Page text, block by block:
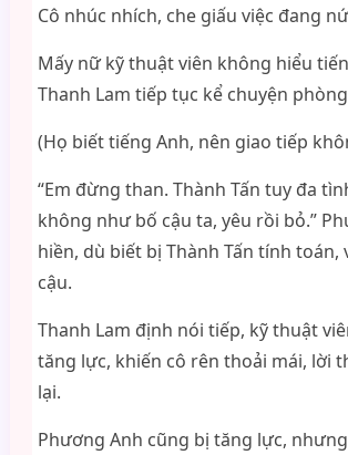
Cô nhúc nhích, che giấu việc đang
Mấy nữ kỹ thuật viên không hiểu
Thanh Lam tiếp tục kể chuyện
(Họ biết tiếng Anh, nên giao tiếp
“Em đừng than. Thành Tấn tuy đa
không như bố cậu ta, yêu rồi bỏ.”
hiền, dù biết bị Thành Tấn tính toán,
cậu.
Thanh Lam định nói tiếp, kỹ thuật
tăng lực, khiến cô rên thoải mái, lời
lại.
Phương Anh cũng bị tăng lực,